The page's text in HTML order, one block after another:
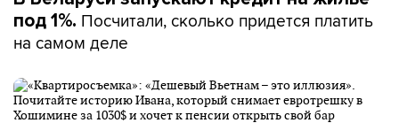
под 1%. Посчитали, сколько придется платить
на самом деле